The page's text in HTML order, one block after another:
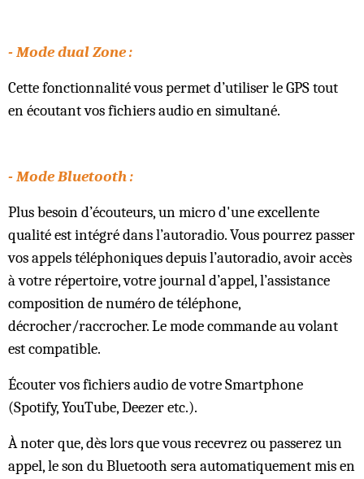
- Mode dual Zone :
Cette fonctionnalité vous permet d’utiliser le GPS tout
en écoutant vos fichiers audio en simultané.
- Mode Bluetooth :
Plus besoin d’écouteurs, un micro d'une excellente
qualité est intégré dans l’autoradio. Vous pourrez passer
vos appels téléphoniques depuis l’autoradio, avoir accès
à votre répertoire, votre journal d’appel, l’assistance
composition de numéro de téléphone,
décrocher/raccrocher. Le mode commande au volant
est compatible.
Écouter vos fichiers audio de votre Smartphone
(Spotify, YouTube, Deezer etc.).
À noter que, dès lors que vous recevrez ou passerez un
appel, le son du Bluetooth sera automatiquement mis en